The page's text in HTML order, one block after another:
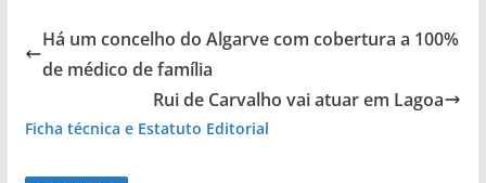
Há um concelho do Algarve com cobertura a 100%
de médico de família
Rui de Carvalho vai atuar em Lagoa
Ficha técnica e Estatuto Editorial